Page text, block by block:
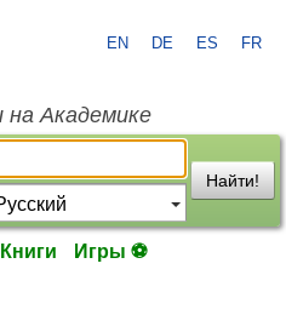
EN DE ES FR
на Академике
Найти!
Книги Игры ⚽